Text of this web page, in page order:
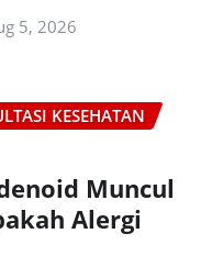
5, 2026
KESEHATAN
Muncul
Alergi